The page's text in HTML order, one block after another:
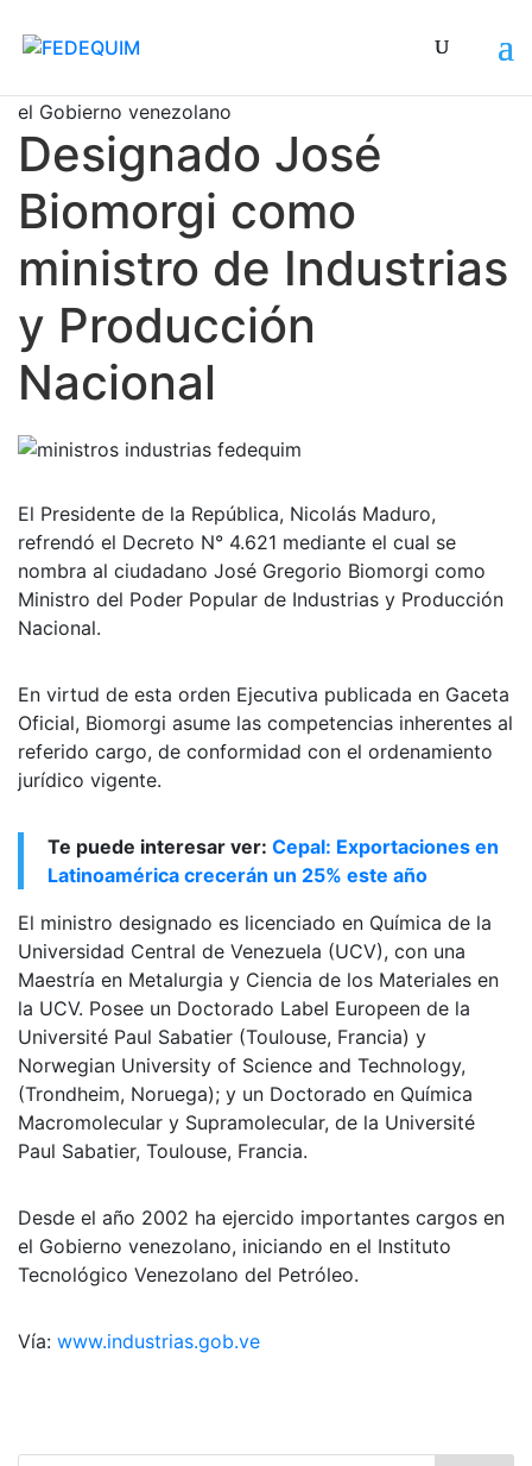
el Gobierno venezolano
Designado José
Biomorgi como
ministro de Industrias
y Producción
Nacional
El Presidente de la República, Nicolás Maduro,
refrendó el Decreto N° 4.621 mediante el cual se
nombra al ciudadano José Gregorio Biomorgi como
Ministro del Poder Popular de Industrias y Producción
Nacional.
En virtud de esta orden Ejecutiva publicada en Gaceta
Oficial, Biomorgi asume las competencias inherentes al
referido cargo, de conformidad con el ordenamiento
jurídico vigente.
Te puede interesar ver: Cepal: Exportaciones en
Latinoamérica crecerán un 25% este año
El ministro designado es licenciado en Química de la
Universidad Central de Venezuela (UCV), con una
Maestría en Metalurgia y Ciencia de los Materiales en
la UCV. Posee un Doctorado Label Europeen de la
Université Paul Sabatier (Toulouse, Francia) y
Norwegian University of Science and Technology,
(Trondheim, Noruega); y un Doctorado en Química
Macromolecular y Supramolecular, de la Université
Paul Sabatier, Toulouse, Francia.
Desde el año 2002 ha ejercido importantes cargos en
el Gobierno venezolano, iniciando en el Instituto
Tecnológico Venezolano del Petróleo.
Vía: www.industrias.gob.ve